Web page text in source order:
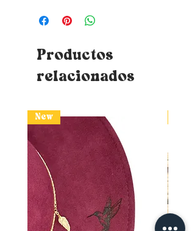
Productos
relacionados
New